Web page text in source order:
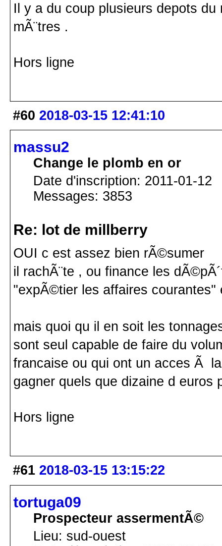
Il y a du coup plusieurs depots
mÃ¨tres .
Hors ligne
#60 2018-03-15 12:41:10
massu2
Change le plomb en or
Date d'inscription: 2011-01-12
Messages: 3853
Re: lot de millberry
OUI c est assez bien rÃ©sumer
il rachÃ¨te , ou finance les
"expÃ©tier les affaires courantes"
mais quoi qu il en soit les
sont seul capable de faire du
francaise ou qui ont un acces Ã
gagner quels que dizaine d euros
Hors ligne
#61 2018-03-15 13:15:22
tortuga09
Prospecteur assermentÃ©
Lieu: sud-ouest